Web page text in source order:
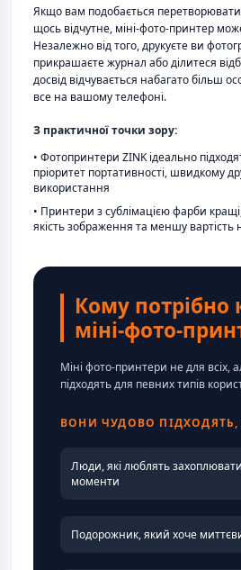
Якщо вам подобається перетворювати
щось відчутне, міні-фото-принтер
Незалежно від того, друкуєте ви
прикрашаєте журнал або ділитеся
досвід відчувається набагато більш
все на вашому телефоні.
З практичної точки зору:
• Фотопринтери ZINK ідеально
пріоритет портативності, швидкому
використання
• Принтери з сублімацією фарби
якість зображення та меншу вартість
Кому потрібно
міні-фото-
Міні фото-принтери не для всіх,
підходять для певних типів
ВОНИ ЧУДОВО
Люди, які люблять
моменти
Подорожник, який хоче